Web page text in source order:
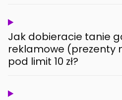
Jak dobieracie tanie
reklamowe (prezenty
pod limit 10 zł?